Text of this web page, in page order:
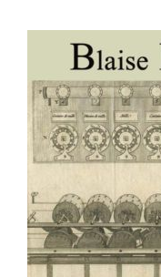
AJOUTER AU